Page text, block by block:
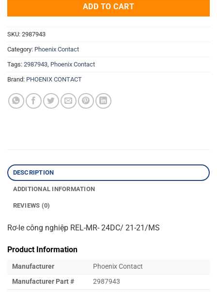
ADD TO CART
SKU: 2987943
Category: Phoenix Contact
Tags: 2987943 Phoenix Contact
Brand: PHOENIX CONTACT
DESCRIPTION
ADDITIONAL INFORMATION
REVIEWS (0)
Rơ-le công nghiệp REL-MR- 24DC/ 21-21/MS
Product Information
Manufacturer
Phoenix Contact
Manufacturer Part #
2987943